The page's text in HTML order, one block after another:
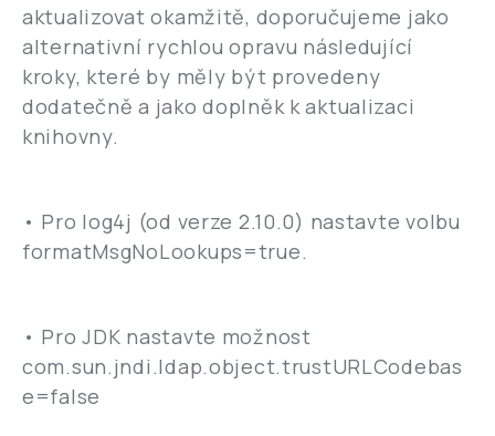
aktualizovat okamžitě, doporučujeme jako
alternativní rychlou opravu následující
kroky, které by měly být provedeny
dodatečně a jako doplněk k aktualizaci
knihovny.
• Pro log4j (od verze 2.10.0) nastavte volbu
formatMsgNoLookups=true.
• Pro JDK nastavte možnost
com.sun.jndi.ldap.object.trustURLCodebas
e=false